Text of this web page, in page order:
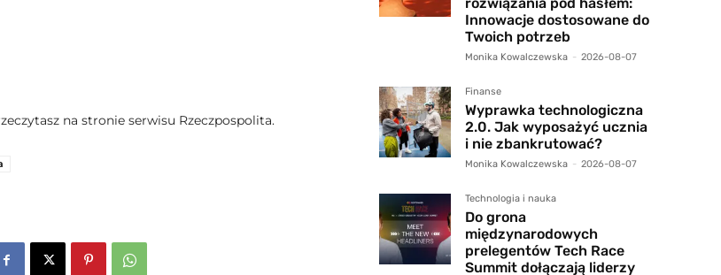
na stronie serwisu Rzeczpospolita.
Innowacje dostosowane do
Twoich potrzeb
Monika Kowalczewska - 2026-08-07
Finanse
Wyprawka technologiczna
2.0. Jak wyposażyć ucznia
i nie zbankrutować?
Monika Kowalczewska - 2026-08-07
Technologia i nauka
Do grona
międzynarodowych
prelegentów Tech Race
Summit dołączają liderzy